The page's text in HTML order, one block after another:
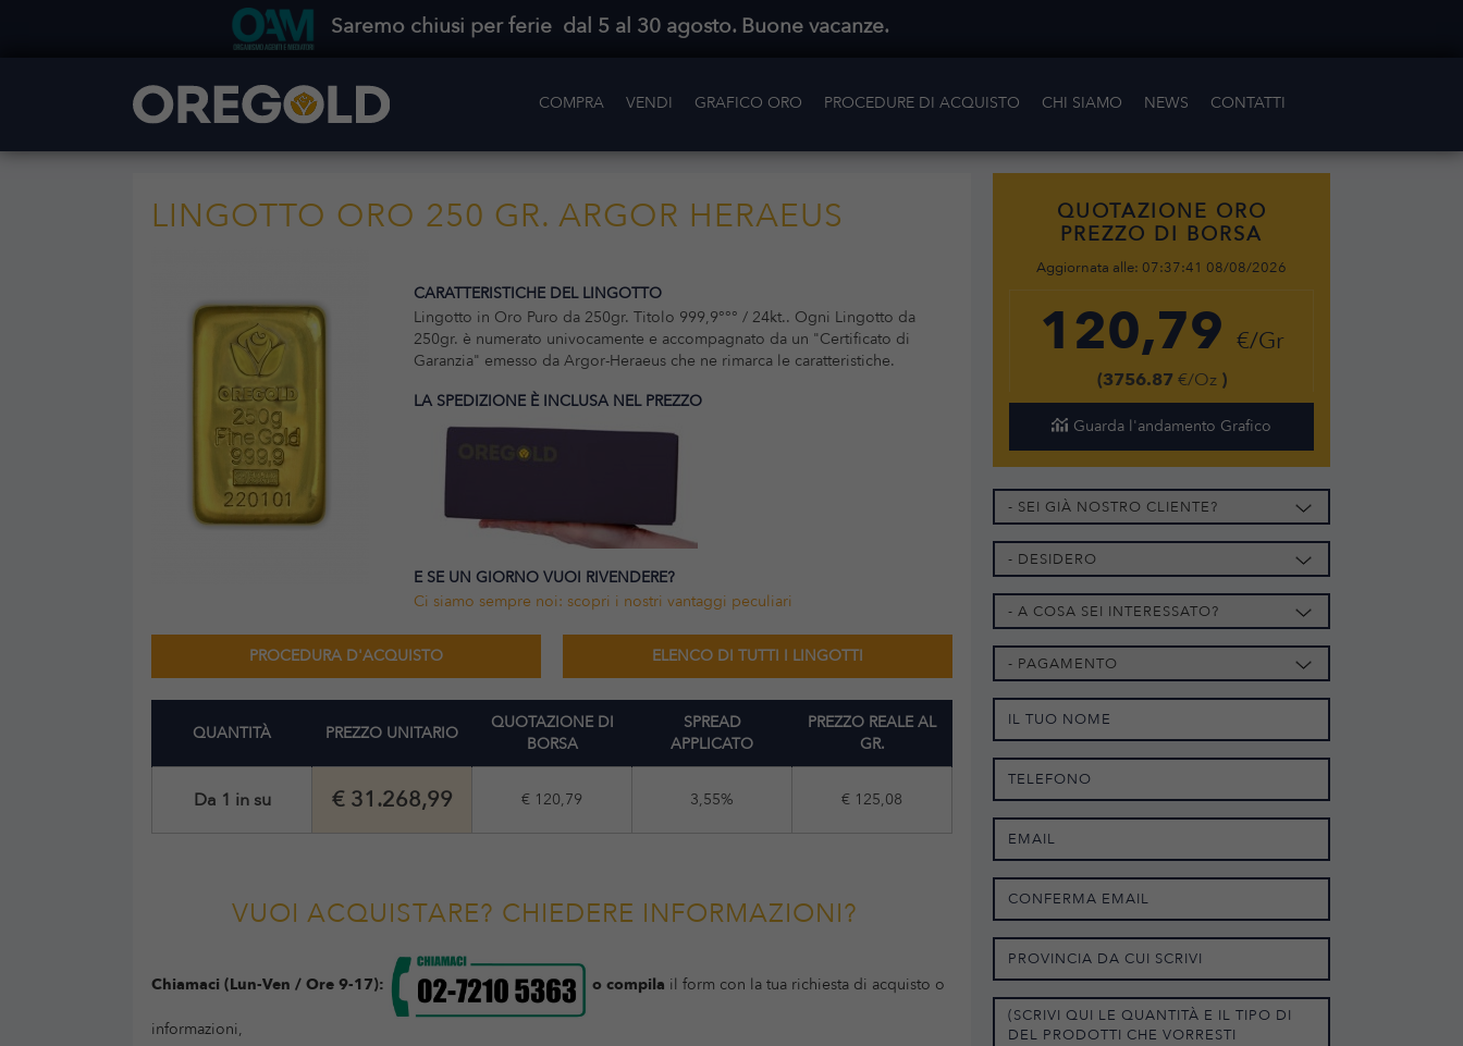
Saremo chiusi per ferie dal 5 al 30 agosto. Buone vacanze.
COMPRA VENDI GRAFICO ORO PROCEDURE DI ACQUISTO CHI SIAMO NEWS CONTATTI
LINGOTTO ORO 250 GR. ARGOR HERAEUS
CARATTERISTICHE DEL LINGOTTO
Lingotto in Oro Puro da 250gr. Titolo 999,9°°° / 24kt.. Ogni Lingotto da
250gr. è numerato univocamente e accompagnato da un "Certificato di
Garanzia" emesso da Argor-Heraeus che ne rimarca le caratteristiche.
LA SPEDIZIONE È INCLUSA NEL PREZZO
E SE UN GIORNO VUOI RIVENDERE?
Ci siamo sempre noi: scopri i nostri vantaggi peculiari
PROCEDURA D'ACQUISTO ELENCO DI TUTTI I LINGOTTI
QUANTITÀ PREZZO UNITARIO
QUOTAZIONE DI
BORSA
SPREAD
APPLICATO
PREZZO REALE AL
GR.
Da 1 in su € 31.268,99 € 120,79 3,55% € 125,08
VUOI ACQUISTARE? CHIEDERE INFORMAZIONI?
Chiamaci (Lun-Ven / Ore 9-17): o compila il form con la tua richiesta di acquisto o
informazioni,
QUOTAZIONE ORO
PREZZO DI BORSA
Aggiornata alle: 07:37:41 08/08/2026
120,79 €/Gr
(3756.87 €/Oz)
Guarda l'andamento Grafico